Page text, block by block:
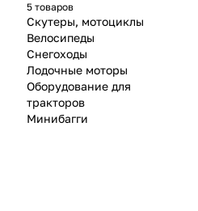
5 товаров
Скутеры, мотоциклы
Велосипеды
Снегоходы
Лодочные моторы
Оборудование для
тракторов
Минибагги